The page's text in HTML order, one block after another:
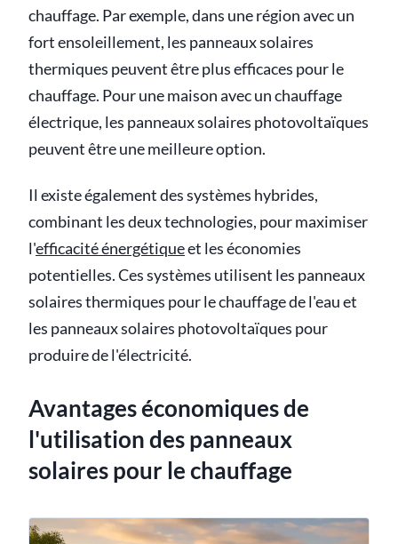
chauffage. Par exemple, dans une région avec un
fort ensoleillement, les panneaux solaires
thermiques peuvent être plus efficaces pour le
chauffage. Pour une maison avec un chauffage
électrique, les panneaux solaires photovoltaïques
peuvent être une meilleure option.
Il existe également des systèmes hybrides,
combinant les deux technologies, pour maximiser
l'efficacité énergétiqueet les économies
potentielles. Ces systèmes utilisent les panneaux
solaires thermiques pour le chauffage de l'eau et
les panneaux solaires photovoltaïques pour
produire de l'électricité.
Avantages économiques de
l'utilisation des panneaux
solaires pour le chauffage